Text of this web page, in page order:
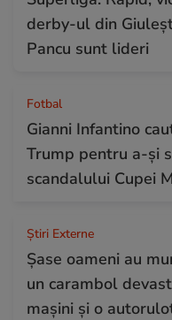
derby-ul din
Pancu sunt lideri
Fotbal
Gianni Infantino
Trump pentru a-și
scandalului Cupei
Știri Externe
Șase oameni au
un carambol
mașini și o